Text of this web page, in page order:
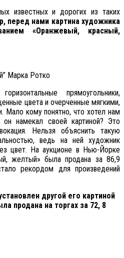
известных и дорогих из таких
перед нами картина художника
«Оранжевый, красный,
Марка Ротко
прямоугольники,
цвета и очерченные мягкими,
Мало кому понятно, что хотел нам
намекал своей картиной? Это
Нельзя объяснить такую
ведь на ней художник
цвет. На аукционе в Нью-Йорке
желтый» была продана за 86,9
рекордом для произведений
другой его картиной
продана на торгах за 72, 8